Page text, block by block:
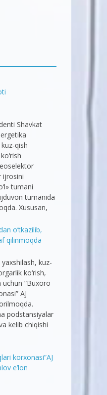
Shavkat
qish
ijrosini
tumani
tumanida
Xususan,
o’tkazilib,
qilinmoqda
kuz-
ko‘rish,
“Buxoro
AJ
podstansiyalar
kelib chiqishi
korxonasi”AJ
e’lon